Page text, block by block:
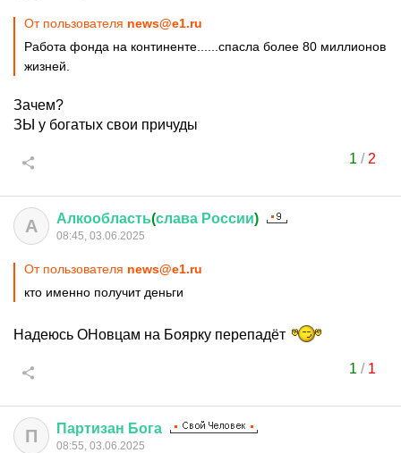
От пользователя news@e1.ru
Работа фонда на континенте......спасла более 80 миллионов
жизней.
Зачем?
ЗЫ у богатых свои причуды
1 / 2
А Алкообласть(слава России)
08:45, 03.06.2025
От пользователя news@e1.ru
кто именно получит деньги
Надеюсь ОНовцам на Боярку перепадёт
1 / 1
П Партизан Бога
08:55, 03.06.2025